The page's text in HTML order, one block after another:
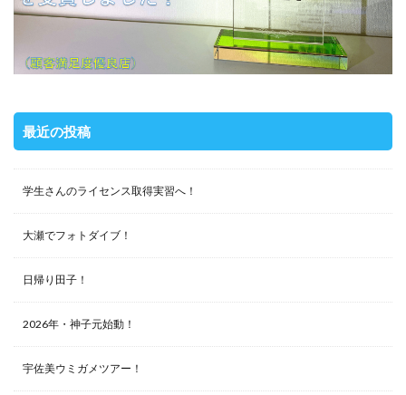
最近の投稿
学生さんのライセンス取得実習へ！
大瀬でフォトダイブ！
日帰り田子！
2026年・神子元始動！
宇佐美ウミガメツアー！